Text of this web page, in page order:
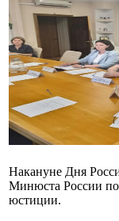
Накануне Дня
Минюста России по
юстиции.